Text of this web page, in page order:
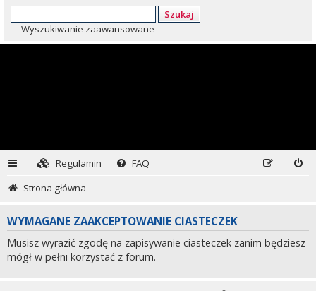
Szukaj
Wyszukiwanie zaawansowane
Regulamin
FAQ
Strona główna
WYMAGANE ZAAKCEPTOWANIE CIASTECZEK
Musisz wyrazić zgodę na zapisywanie ciasteczek zanim będziesz
mógł w pełni korzystać z forum.